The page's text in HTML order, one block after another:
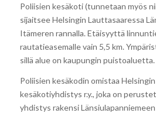
Poliisien kesäkoti (tunnetaan myös
sijaitsee Helsingin Lauttasaaressa
Itämeren rannalla. Etäisyyttä
rautatieasemalle vain 5,5 km.
sillä alue on kaupungin puistoaluetta.
Poliisien kesäkodin omistaa
kesäkotiyhdistys r.y., joka on
yhdistys rakensi